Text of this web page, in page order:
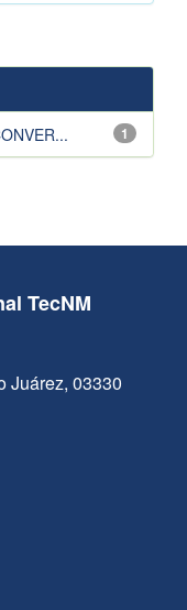
1
TecNM
Juárez, 03330